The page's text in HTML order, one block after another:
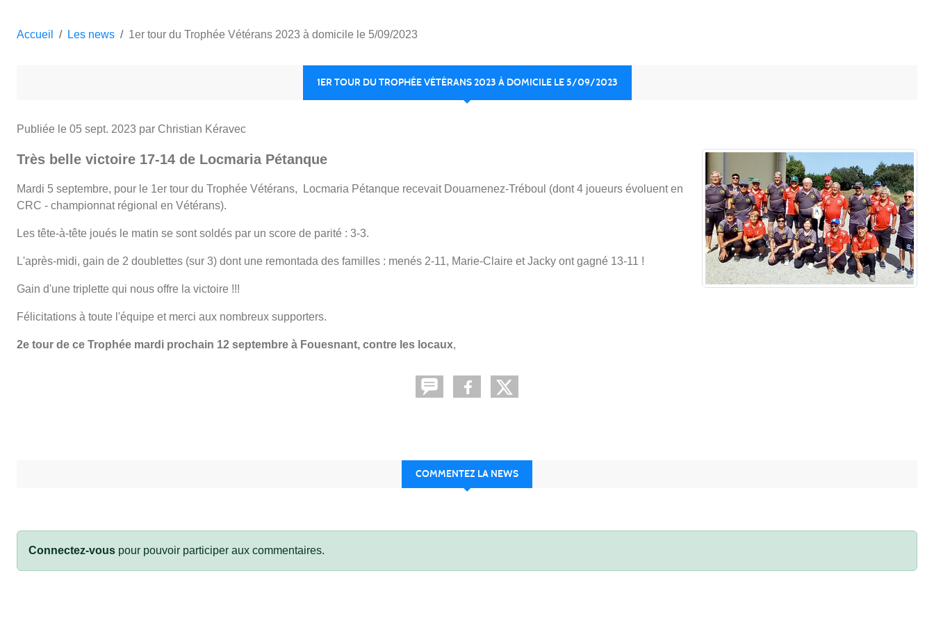
Accueil Les news 1er tour du Trophée Vétérans 2023 à domicile le 5/09/2023
1ER TOUR DU TROPHÉE VÉTÉRANS 2023 À DOMICILE LE 5/09/2023
Publiée le 05 sept. 2023 par Christian Kéravec
Très belle victoire 17-14 de Locmaria Pétanque
Mardi 5 septembre, pour le 1er tour du Trophée Vétérans, Locmaria Pétanque recevait Douarnenez-Tréboul (dont 4 joueurs évoluent en
CRC - championnat régional en Vétérans).
Les tête-à-tête joués le matin se sont soldés par un score de parité : 3-3.
L'après-midi, gain de 2 doublettes (sur 3) dont une remontada des familles : menés 2-11, Marie-Claire et Jacky ont gagné 13-11 !
Gain d'une triplette qui nous offre la victoire !!!
Félicitations à toute l'équipe et merci aux nombreux supporters.
2e tour de ce Trophée mardi prochain 12 septembre à Fouesnant, contre les locaux,
COMMENTEZ LA NEWS
Connectez-vous pour pouvoir participer aux commentaires.